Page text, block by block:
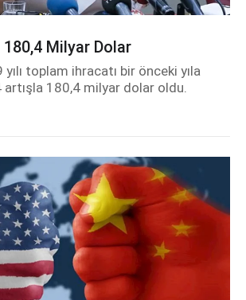
Milyar Dolar
toplam ihracatı bir önceki yıla
artışla 180,4 milyar dolar oldu.